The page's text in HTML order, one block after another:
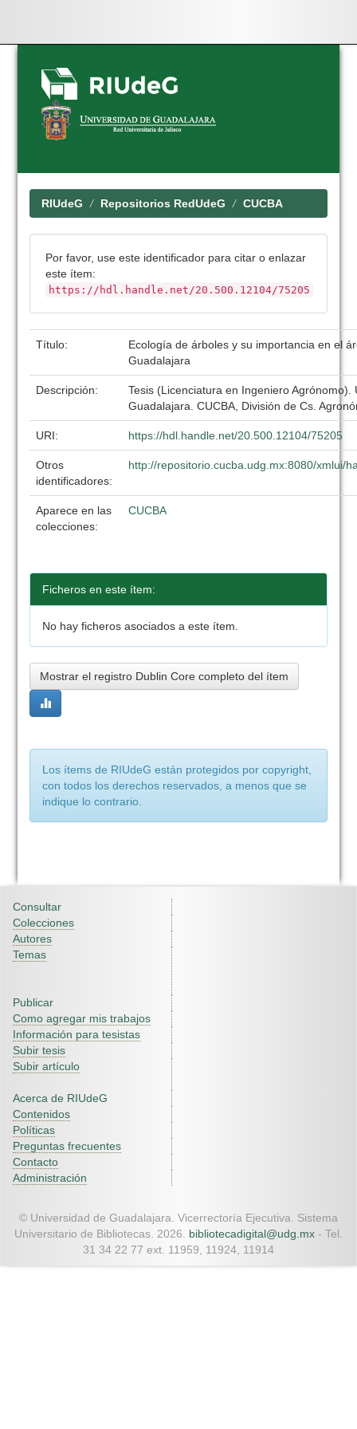
Skip
navigation
RIUdeG Repositorios RedUdeG CUCBA
Por favor, use este identificador para citar o enlazar
este ítem:
https://hdl.handle.net/20.500.12104/75205
Título:
Ecología de árboles y su importancia en el
Guadalajara
Descripción:
Tesis (Licenciatura en Ingeniero Agrónomo).
Guadalajara. CUCBA, División de Cs.
URI: https://hdl.handle.net/20.500.12104/75205
Otros
identificadores:
http://repositorio.cucba.udg.mx:8080/xmlui/
Aparece en las
colecciones:
CUCBA
Ficheros en este ítem:
No hay ficheros asociados a este ítem.
Mostrar el registro Dublin Core completo del ítem
Los ítems de RIUdeG están protegidos por copyright,
con todos los derechos reservados, a menos que se
indique lo contrario.
Consultar
Colecciones
Autores
Temas
Publicar
Como agregar mis trabajos
Información para tesistas
Subir tesis
Subir artículo
Acerca de RIUdeG
Contenidos
Políticas
Preguntas frecuentes
Contacto
Administración
© Universidad de Guadalajara. Vicerrectoría Ejecutiva. Sistema
Universitario de Bibliotecas. 2026. bibliotecadigital@udg.mx - Tel.
31 34 22 77 ext. 11959, 11924, 11914